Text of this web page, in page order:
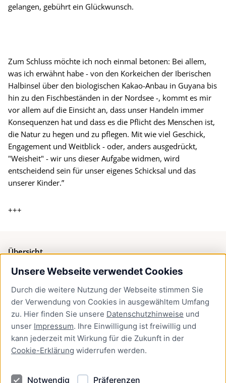
Unsere Webseite verwendet Cookies
Durch die weitere Nutzung der Webseite stimmen Sie
der Verwendung von Cookies in ausgewähltem Umfang
zu. Hier finden Sie unsere Datenschutzhinweise und
unser Impressum. Ihre Einwilligung ist freiwillig und
kann jederzeit mit Wirkung für die Zukunft in der
Cookie-Erklärung widerrufen werden.
Notwendig Präferenzen
gelangen, gebührt ein Glückwunsch.
Zum Schluss möchte ich noch einmal betonen: Bei allem,
was ich erwähnt habe - von den Korkeichen der Iberischen
Halbinsel über den biologischen Kakao-Anbau in Guyana bis
hin zu den Fischbeständen in der Nordsee -, kommt es mir
vor allem auf die Einsicht an, dass unser Handeln immer
Konsequenzen hat und dass es die Pflicht des Menschen ist,
die Natur zu hegen und zu pflegen. Mit wie viel Geschick,
Engagement und Weitblick - oder, anders ausgedrückt,
"Weisheit" - wir uns dieser Aufgabe widmen, wird
entscheidend sein für unser eigenes Schicksal und das
unserer Kinder.”
+++
Übersicht
Bürgerservice
Presse
Newsletter Lübeck:kompakt
Kontakt
Kontakt